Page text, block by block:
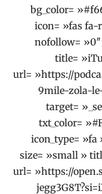
bg_color=
icon= »fas fa-
nofollow=
title=
url= »https://
9mile-zola-le-
target=
txt_color=
icon_type=
size= »small »
url= »https://